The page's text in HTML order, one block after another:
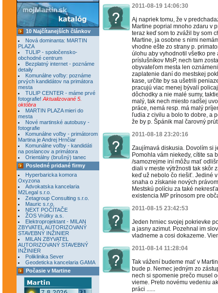
10 Najčítanejších článkov
Nová dominanta: MARTIN
PLAZA
TULIP - spoločensko-
obchodné centrum
Bezplatný internet - poznáme
detaily
Komunálne voľby: poznáme
prvých kandidátov na primátora
mesta
TULIP CENTER - máme prvé
fotografie! Aktualizované 5.
októbra
MARTIN PLAZA mieri do
mesta
Nové martinské autobusy -
fotografie
Komunálne voľby - primátorom
Martina je Andrej Hrnčiar
Komunálne voľby - kandidáti
na poslancov a primátora
Orientálny (brušný) tanec
Posledné pridané firmy
Hyperbaricka komora
Oxyzona
Advokatska kancelaria
M2Legal s.r.o.
Zetagroup Consulting s.r.o.
Mauric s.r.o.
NEXT POČÍTAČE
ŽOS Vrútky a.s.
Elektroprojektant - MILAN
ZBYVATEL AUTORIZOVANÝ
STAVEBNÝ INŽINIER
MILAN ZBYVATEL
AUTORIZOVANÝ STAVEBNÝ
INŽINIER
Poliklinika Sever
Geodeticka kancelaria GAMA
Počasie v Martine
2011-08-19 14:06:30
Aj napriek tomu, že v
Martine poprial mnoho zdaru v
teraz keď som to zvážil by som
Martine, ja osobne s nimi
vhodne ešte zo strany p.
úlohu aby vyhodnotil všetko
príslušníkov MsP, nech tam
obyvateľom mesta len
zaplatenie daní do mestskej
kase, určite by sa ušetrili
pracujú viac menej bývalí
dôchodky a nie malé sumy,
malý, tak nech miesto radšej
práce, nemá resp. má malý
ľudia z civilu a bolo to dobre, a
že by p. Špánik mal čarovný
2011-08-18 23:20:16
Zaujímavá diskusia. Dovolím si
Pomohla vám niekedy, cítite sa
/samozrejme iní môžu mať
diali v meste výtržnosti tak skôr
keď už nebolo čo riešiť. Jediné
snaha o získanie nových
Mestskú políciu za také
existencia MP prínosom pre
2011-08-15 23:42:53
Jeden hrniec svojej pokrievke
a jasny azimut. Pozehnal im
vladneme a cosi dokazeme.
2011-08-14 11:28:04
Tak vážení budeme mať v
bude p. Nemec jedným zo
nech si spomenie prečo musel
vieme. Preto novému vedeniu
práci ......